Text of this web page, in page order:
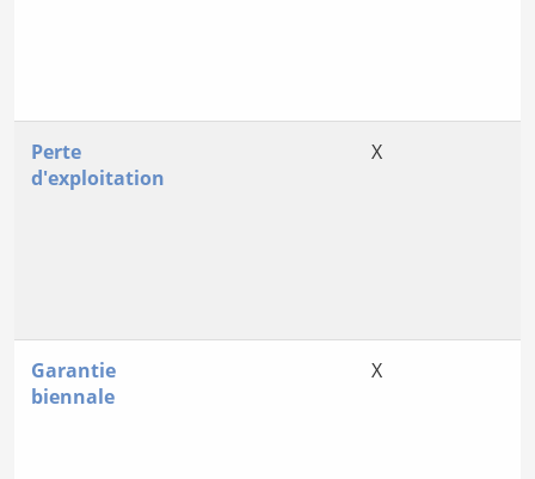
Perte
d'exploitation
X
Garantie
biennale
X